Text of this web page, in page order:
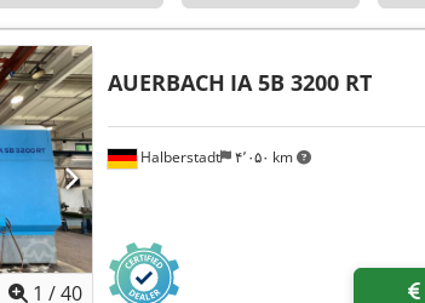
1 /40
Halberstadt ۴٬۰۵۰ km
AUERBACH IA 5B 3200 RT